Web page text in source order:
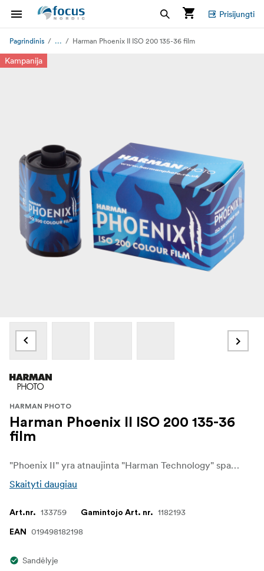
Prisijungti
Pagrindinis ... Harman Phoenix II ISO 200 135-36 film
Kampanija
HARMAN PHOTO
Harman Phoenix II ISO 200 135-36
film
"Phoenix II" yra atnaujinta "Harman Technology" spalvota negatyvinė 35 mm ir 120 formato juosta. Sukurta ant visiškai naujos emulsijos, ji pasižymi smulkesniu grūdėtumu, geresniu aštrumu ir sklandesniu kontrastu, tačiau išlaiko drąsią, gyvybingą originalios laidos išvaizdą.
Skaityti daugiau
Art.nr. 133759 Gamintojo Art. nr. 1182193
EAN 019498182198
Sandėlyje